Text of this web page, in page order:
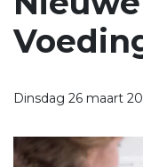
Dinsdag 26 maart